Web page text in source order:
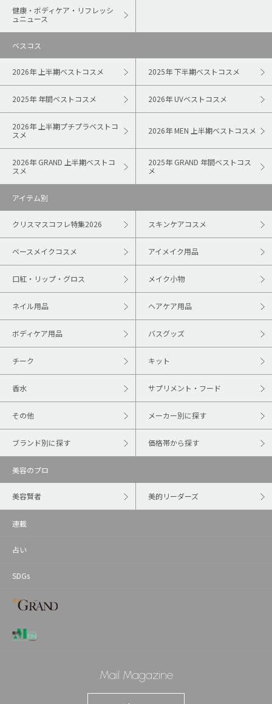
健康・ボディケア・リフレッシ
ュニュース
ベスコス
2026年 上半期ベストコスメ 2025年 下半期ベストコスメ
2025年 年間ベストコスメ 2026年 UVベストコスメ
2026年 上半期プチプラベストコ
スメ
2026年 MEN 上半期ベストコスメ
2026年 GRAND 上半期ベストコ
スメ
2025年 GRAND 年間ベストコス
メ
アイテム別
クリスマスコフレ特集2026 スキンケアコスメ
ベースメイクコスメ アイメイク用品
口紅・リップ・グロス メイク小物
ネイル用品 ヘアケア用品
ボディケア用品 バスグッズ
チーク キット
香水 サプリメント・フード
その他 メーカー別に探す
ブランド別に探す 価格帯から探す
美容のプロ
美容賢者 美的リーダーズ
連載
占い
SDGs
Mail Magazine